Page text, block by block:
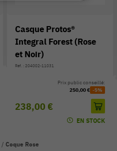
Casque Protos®
Integral Forest (Rose
et Noir)
Réf. : 204002-11031
238,00 €
Prix public conseillé:
250,00 € -5%
EN STOCK
/ Coque Rose